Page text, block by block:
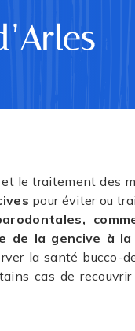
le traitement des
pour éviter ou
de la gencive à
la santé bucco-
cas de